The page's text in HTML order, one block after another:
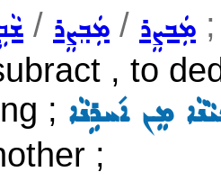
/ ܡܲܒ݂ܨܸܪ / ܡܲܒܨܸܪ
, to
; ܡܸܢ ܐ݇ܚܪܹܢܵܐ
;